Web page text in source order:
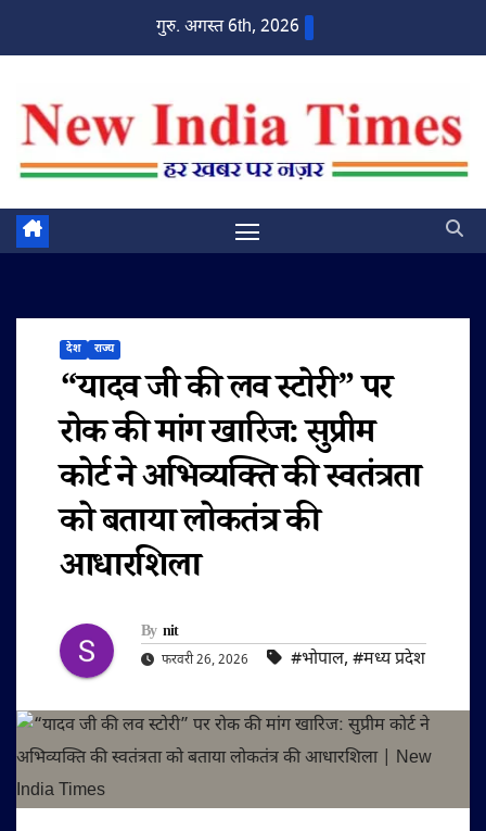
गुरु. अगस्त 6th, 2026
देश राज्य
“यादव जी की लव स्टोरी” पर
रोक की मांग खारिज: सुप्रीम
कोर्ट ने अभिव्यक्ति की स्वतंत्रता
को बताया लोकतंत्र की
आधारशिला
By nit
फरवरी 26, 2026 #भोपाल, #मध्य प्रदेश